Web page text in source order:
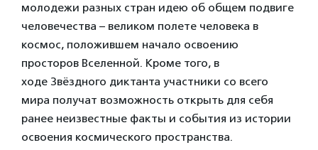
молодежи разных стран идею об общем подвиге
человечества – великом полете человека в
космос, положившем начало освоению
просторов Вселенной. Кроме того, в
ходе Звёздного диктанта участники со всего
мира получат возможность открыть для себя
ранее неизвестные факты и события из истории
освоения космического пространства.